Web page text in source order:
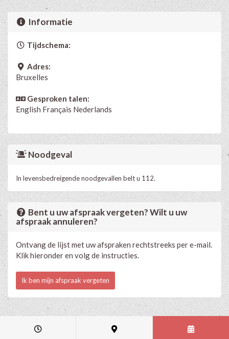
Informatie
Tijdschema:
Adres:
Bruxelles
Gesproken talen:
English Français Nederlands
Noodgeval
In levensbedreigende noodgevallen belt u 112.
Bent u uw afspraak vergeten? Wilt u uw
afspraak annuleren?
Ontvang de lijst met uw afspraken rechtstreeks per e-mail.
Klik hieronder en volg de instructies.
Ik ben mijn afspraak vergeten
2015 - 2026 -
lees de privacyverklaring van deze praktijk